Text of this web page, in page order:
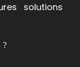
solutions
?